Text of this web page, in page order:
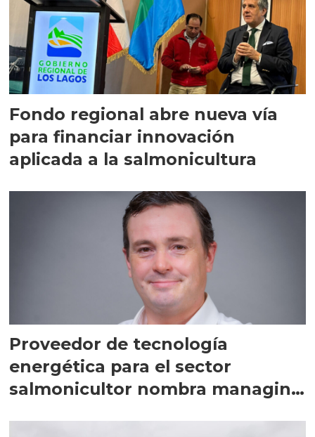
Fondo regional abre nueva vía
para financiar innovación
aplicada a la salmonicultura
Proveedor de tecnología
energética para el sector
salmonicultor nombra managing